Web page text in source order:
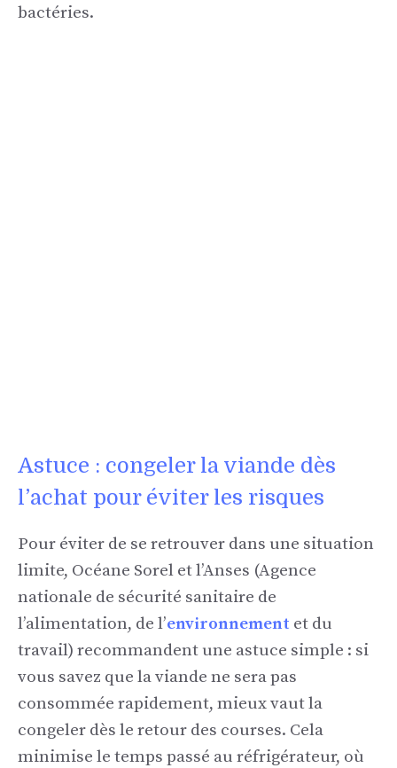
bactéries.
Astuce : congeler la viande dès
l’achat pour éviter les risques
Pour éviter de se retrouver dans une situation
limite, Océane Sorel et l’Anses (Agence
nationale de sécurité sanitaire de
l’alimentation, de l’environnement et du
travail) recommandent une astuce simple : si
vous savez que la viande ne sera pas
consommée rapidement, mieux vaut la
congeler dès le retour des courses. Cela
minimise le temps passé au réfrigérateur, où